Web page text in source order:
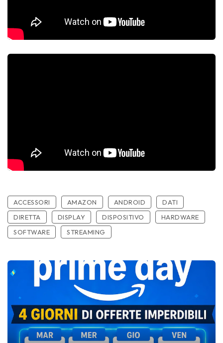
ACCESSORI AMAZON ANDROID
DATI
DIRETTA
DISPLAY DISPOSITIVO
HARDWARE
SOFTWARE
STREAMING